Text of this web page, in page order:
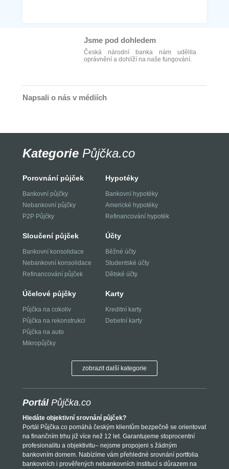
Jsme pod dohledem
Česká národní banka nám udělila
oprávnění a dohlíží na naše fungování.
Napsali o nás v médiích
Kategorie Půjčka.co
Porovnání půjček
Bankovní půjčky
Nebankovní půjčky
P2P Půjčky
Sloučení půjček
Bankovní konsolidace
Nebankovní konsolidace
Refinancování půjček
Účelové půjčky
Půjčka na cokoliv
Půjčka na rekonstrukci
Půjčka na auto
Mikropůjčky
Hypotéky
Bankovní hypotéky
Americké hypotéky
Refinancování hypoték
Účty
Běžné účty
Studentské účty
Dětské účty
Karty
Kreditní karty
Debetní karty
zobrazit další kategorie
Portál Půjčka.co
Hledáte objektivní srovnání půjček?
Portál Půjčka.co pomáhá českým klientům bezpečně se orientovat
na finančním trhu již více než 12 let. Garantujeme stoprocentní
profesionalitu a objektivitu– nejsme propojeni s žádným
bankovním domem. Nabízíme vám přehledné srovnání portfolia
bankovních i prověřených nebankovních institucí s důrazem na